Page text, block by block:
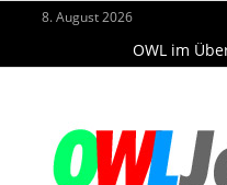
8. August 2026
OWL im